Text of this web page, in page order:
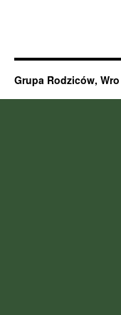
Grupa Rodziców, Wro